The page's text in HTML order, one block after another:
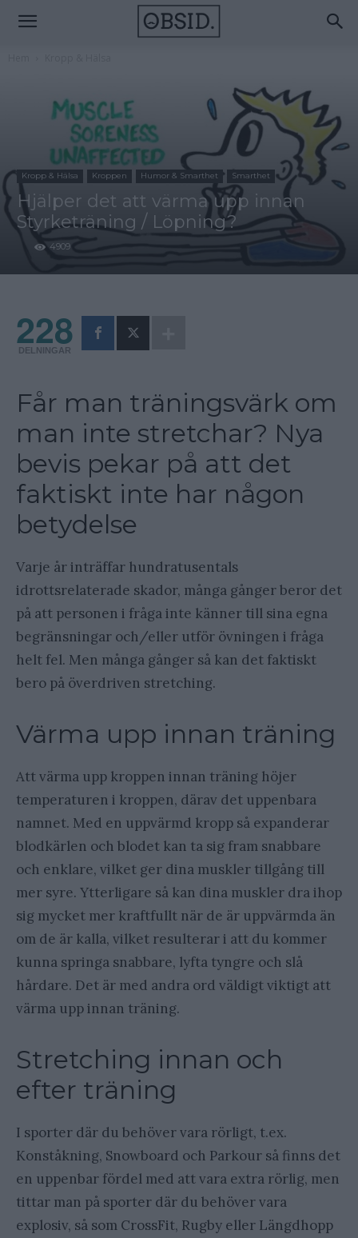
Kropp & Hälsa Kroppen Humor & Smarthet Smarthet
Hjälper det att värma upp innan
Styrketräning / Löpning?
4909
228
DELNINGAR
Får man träningsvärk om
man inte stretchar? Nya
bevis pekar på att det
faktiskt inte har någon
betydelse
Varje år inträffar hundratusentals
idrottsrelaterade skador, många gånger beror det
på att personen i fråga inte känner till sina egna
begränsningar och/eller utför övningen i fråga
helt fel. Men många gånger så kan det faktiskt
bero på överdriven stretching.
Värma upp innan träning
Att värma upp kroppen innan träning höjer
temperaturen i kroppen, därav det uppenbara
namnet. Med en uppvärmd kropp så expanderar
blodkärlen och blodet kan ta sig fram snabbare
och enklare, vilket ger dina muskler tillgång till
mer syre. Ytterligare så kan dina muskler dra ihop
sig mycket mer kraftfullt när de är uppvärmda än
om de är kalla, vilket resulterar i att du kommer
kunna springa snabbare, lyfta tyngre och slå
hårdare. Det är med andra ord väldigt viktigt att
värma upp innan träning.
Stretching innan och
efter träning
I sporter där du behöver vara rörligt, t.ex.
Konståkning, Snowboard och Parkour så finns det
en uppenbar fördel med att vara extra rörlig, men
tittar man på sporter där du behöver vara
explosiv, så som CrossFit, Rugby eller Längdhopp